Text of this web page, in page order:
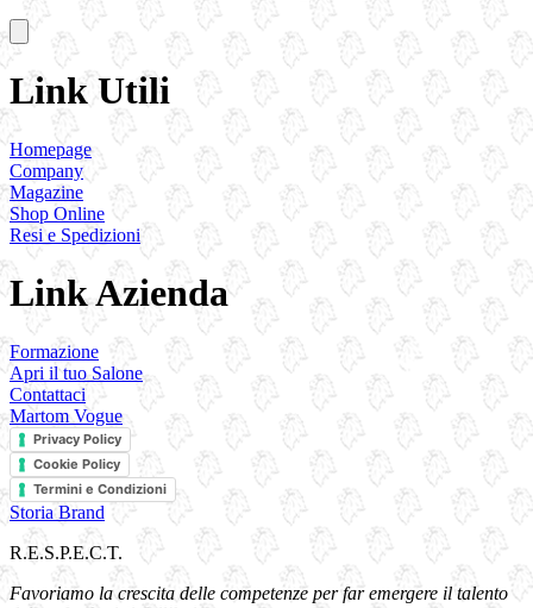
Link Utili
Homepage
Company
Magazine
Shop Online
Resi e Spedizioni
Link Azienda
Formazione
Apri il tuo Salone
Contattaci
Martom Vogue
Privacy Policy
Cookie Policy
Termini e Condizioni
Storia Brand
R.E.S.P.E.C.T.
Favoriamo la crescita delle competenze per far emergere il talento